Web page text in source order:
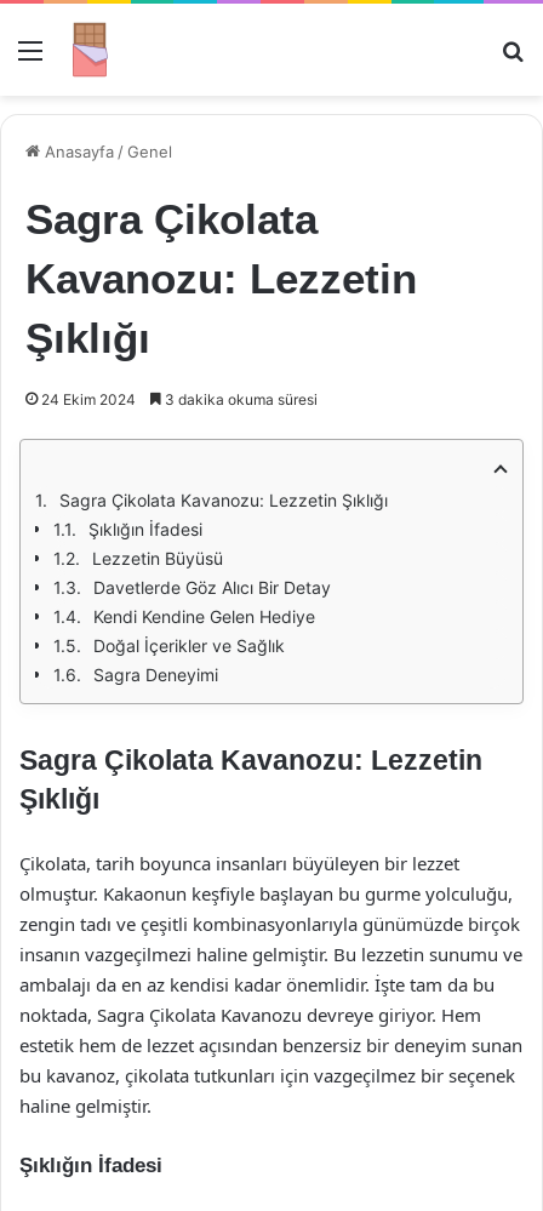
Menü
Anasayfa /Genel
Sagra Çikolata
Kavanozu: Lezzetin
Şıklığı
24 Ekim 2024 3 dakika okuma süresi
Sagra Çikolata Kavanozu: Lezzetin Şıklığı
Şıklığın İfadesi
Lezzetin Büyüsü
Davetlerde Göz Alıcı Bir Detay
Kendi Kendine Gelen Hediye
Doğal İçerikler ve Sağlık
Sagra Deneyimi
Sagra Çikolata Kavanozu: Lezzetin
Şıklığı
Çikolata, tarih boyunca insanları büyüleyen bir lezzet
olmuştur. Kakaonun keşfiyle başlayan bu gurme yolculuğu,
zengin tadı ve çeşitli kombinasyonlarıyla günümüzde birçok
insanın vazgeçilmezi haline gelmiştir. Bu lezzetin sunumu ve
ambalajı da en az kendisi kadar önemlidir. İşte tam da bu
noktada, Sagra Çikolata Kavanozu devreye giriyor. Hem
estetik hem de lezzet açısından benzersiz bir deneyim sunan
bu kavanoz, çikolata tutkunları için vazgeçilmez bir seçenek
haline gelmiştir.
Şıklığın İfadesi